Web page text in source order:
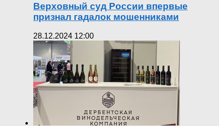
Верховный суд России впервые
признал гадалок мошенниками
28.12.2024 12:00